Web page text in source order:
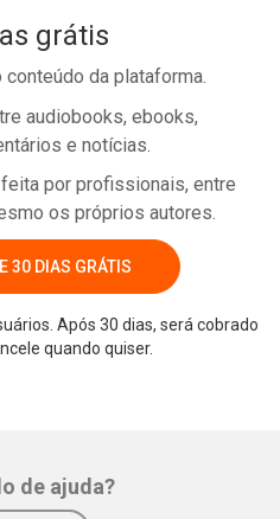
grátis
da plataforma.
audiobooks, ebooks,
e notícias.
por profissionais, entre
os próprios autores.
30 DIAS GRÁTIS
Após 30 dias, será cobrado
quando quiser.
de ajuda?